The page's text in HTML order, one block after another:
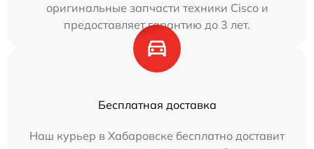
оригинальные запчасти техники Cisco и
предоставляет гарантию до 3 лет.
Бесплатная доставка
Наш курьер в Хабаровске бесплатно доставит